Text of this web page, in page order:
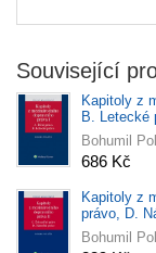
Související
Kapitoly z
B. Letecké
Bohumil
686 Kč
Kapitoly z
právo, D.
Bohumil